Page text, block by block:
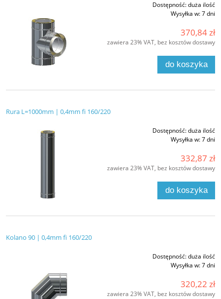
Dostępność:duża ilość
Wysyłka w:7 dni
370,84 zł
zawiera 23% VAT, bez kosztów dostawy
do koszyka
Rura L=1000mm | 0,4mm fi 160/220
Dostępność:duża ilość
Wysyłka w:7 dni
332,87 zł
zawiera 23% VAT, bez kosztów dostawy
do koszyka
Kolano 90 | 0,4mm fi 160/220
Dostępność:duża ilość
Wysyłka w:7 dni
320,22 zł
zawiera 23% VAT, bez kosztów dostawy